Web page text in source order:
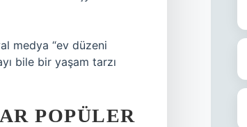
medya “ev düzeni
bile bir yaşam tarzı
POPÜLER